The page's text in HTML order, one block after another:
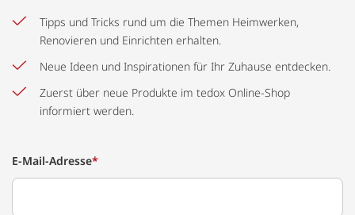
Tipps und Tricks rund um die Themen Heimwerken,
Renovieren und Einrichten erhalten.
Neue Ideen und Inspirationen für Ihr Zuhause entdecken.
Zuerst über neue Produkte im tedox Online-Shop
informiert werden.
E-Mail-Adresse*